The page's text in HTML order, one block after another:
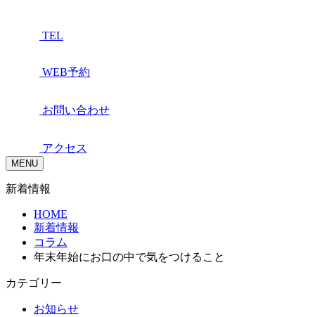
TEL
WEB予約
お問い合わせ
アクセス
MENU
新着情報
HOME
新着情報
コラム
年末年始にお口の中で気をつけること
カテゴリー
お知らせ